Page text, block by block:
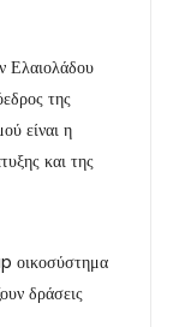
Ελαιολάδου
της
είναι η
και της
οικοσύστημα
δράσεις